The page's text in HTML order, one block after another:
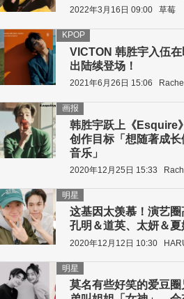
2022年3月16日 09:00 草莓
VICTON 韩胜宇入伍
出陆续登场！
KPOP
2021年6月26日 15:06 Rachel
韩胜宇跃上《
创作目标「想随著成
音乐」
画报
2020年12月25日 15:33
这基因太羡慕！演艺
孔明＆道英、太妍＆
明星
2020年12月12日 10:30
莫名有些好笑的爱豆
明星